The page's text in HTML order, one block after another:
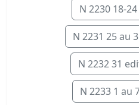
N 2230 18-
N 2231 25 au
N 2232 31
N 2233 1 au